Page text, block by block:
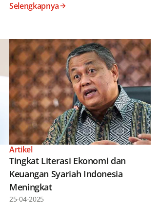
Selengkapnya
Artikel
Tingkat Literasi Ekonomi dan
Keuangan Syariah Indonesia
Meningkat
25-04-2025